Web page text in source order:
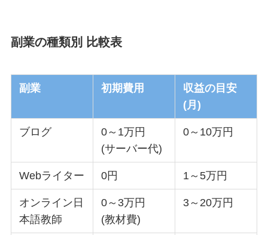
副業の種類別 比較表
副業 初期費用
収益の目安
(月)
ブログ
0～1万円
(サーバー代)
0～10万円
Webライター 0円 1～5万円
オンライン日
本語教師
0～3万円
(教材費)
3～20万円